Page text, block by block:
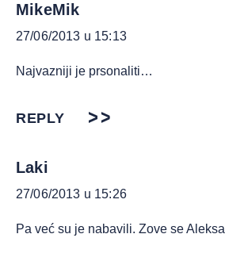
MikeMik
27/06/2013 u 15:13
Najvazniji je prsonaliti…
REPLY
Laki
27/06/2013 u 15:26
Pa već su je nabavili. Zove se